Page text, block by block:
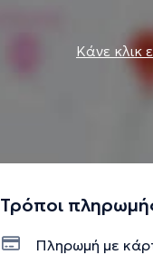
Κάνε κλικ
Τρόποι
Πληρωμή με